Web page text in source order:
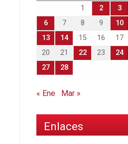
1
2 3
6
7 8 9 10
13
14 15 16 17
20
21 22 23 24
27
28
« Ene Mar »
Enlaces